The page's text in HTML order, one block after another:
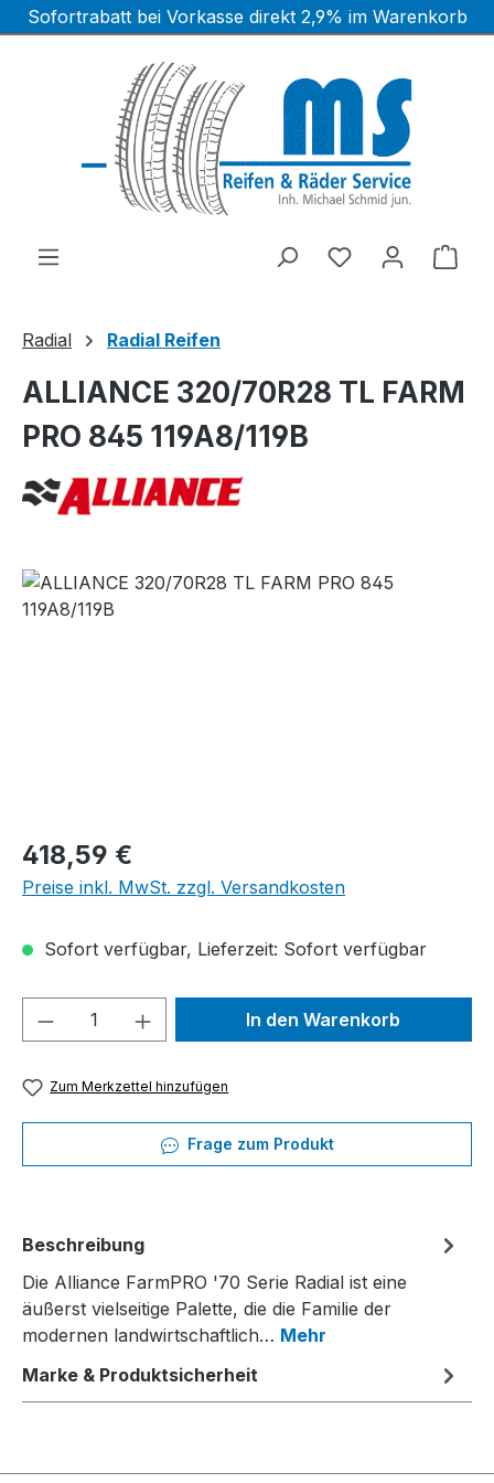
Zum Hauptinhalt springen
Sofortrabatt bei Vorkasse direkt 2,9% im Warenkorb
Radial Radial Reifen
ALLIANCE 320/70R28 TL FARM
PRO 845 119A8/119B
Bildergalerie überspringen
Regulärer Preis:
418,59 €
Preise inkl. MwSt. zzgl. Versandkosten
Sofort verfügbar, Lieferzeit: Sofort verfügbar
Produkt Anzahl: Gib denIn den Warenkorb
Zum Merkzettel hinzufügen
Frage zum Produkt
Beschreibung
Die Alliance FarmPRO '70 Serie Radial ist eine
äußerst vielseitige Palette, die die Familie der
modernen landwirtschaftlich… Mehr
Marke & Produktsicherheit